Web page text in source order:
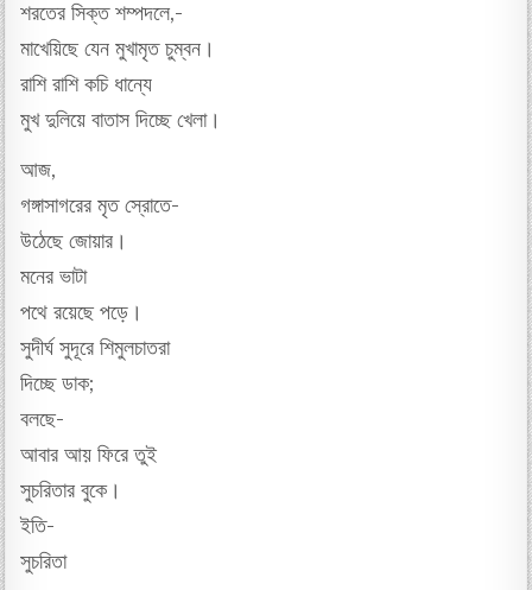
শরতের সিক্ত শম্পদলে,-
মাখেয়িছে যেন মুখামৃত চুম্বন।
রাশি রাশি কচি ধান্যে
মুখ দুলিয়ে বাতাস দিচ্ছে খেলা।
আজ,
গঙ্গাসাগরের মৃত স্রোতে-
উঠেছে জোয়ার।
মনের ভাটা
পথে রয়েছে পড়ে।
সুদীর্ঘ সুদূরে শিমুলচাতরা
দিচ্ছে ডাক;
বলছে-
আবার আয় ফিরে তুই
সুচরিতার বুকে।
ইতি-
সুচরিতা